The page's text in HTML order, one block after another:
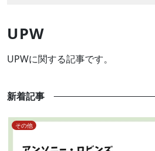
UPW
UPWに関する記事です。
新着記事
その他